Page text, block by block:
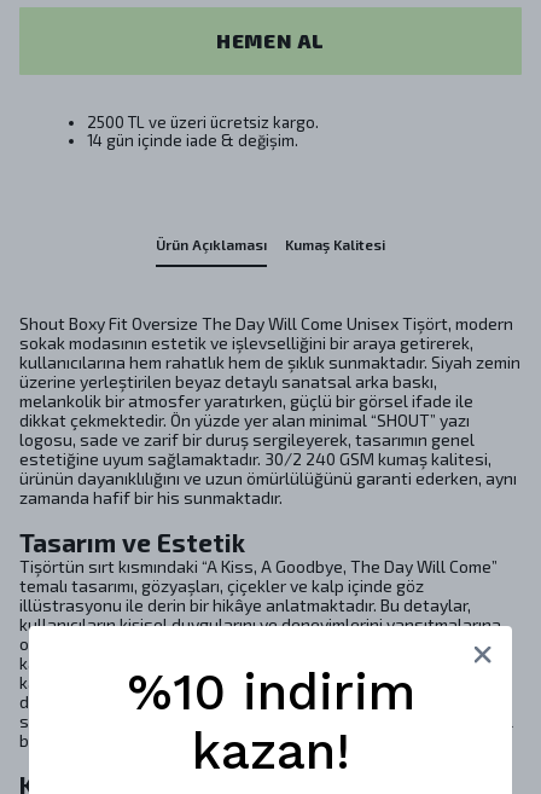
HEMEN AL
2500 TL ve üzeri ücretsiz kargo.
14 gün içinde iade & değişim.
Ürün Açıklaması Kumaş Kalitesi
Shout Boxy Fit Oversize The Day Will Come Unisex Tişört, modern
sokak modasının estetik ve işlevselliğini bir araya getirerek,
kullanıcılarına hem rahatlık hem de şıklık sunmaktadır. Siyah zemin
üzerine yerleştirilen beyaz detaylı sanatsal arka baskı,
melankolik bir atmosfer yaratırken, güçlü bir görsel ifade ile
dikkat çekmektedir. Ön yüzde yer alan minimal “SHOUT” yazı
logosu, sade ve zarif bir duruş sergileyerek, tasarımın genel
estetiğine uyum sağlamaktadır. 30/2 240 GSM kumaş kalitesi,
ürünün dayanıklılığını ve uzun ömürlülüğünü garanti ederken, aynı
zamanda hafif bir his sunmaktadır.
Tasarım ve Estetik
Tişörtün sırt kısmındaki “A Kiss, A Goodbye, The Day Will Come”
temalı tasarımı, gözyaşları, çiçekler ve kalp içinde göz
illüstrasyonu ile derin bir hikâye anlatmaktadır. Bu detaylar,
kullanıcıların kişisel duygularını ve deneyimlerini yansıtmalarına
olanak tanırken, aynı zamanda estetik bir derinlik
kazandırmaktadır. İç kısmında kullanılan farklı renk detayları,
kaliteli baskı kalitesi ile birleşerek, ürünün hem dikkat çekici hem
de özenli bir işçilikle hazırlandığını göstermektedir. Bu tasarım,
sokak modasında kendine özgü bir ifade arayan bireyler için ideal
bir seçenek sunmaktadır.
Kumaş Kalitesi ve Konfor
%10 indirim
kazan!